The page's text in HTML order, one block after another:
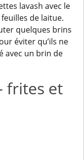
lavash avec le
de laitue.
quelques brins
éviter qu’ils ne
avec un brin de
frites et